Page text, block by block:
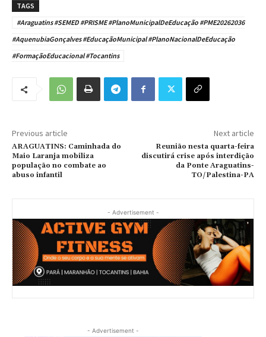
TAGS
#Araguatins #SEMED #PRISME #PlanoMunicipalDeEducação #PME20262036
#AquenubiaGonçalves #EducaçãoMunicipal #PlanoNacionalDeEducação
#FormaçãoEducacional #Tocantins
Previous article
ARAGUATINS: Caminhada do
Maio Laranja mobiliza
população no combate ao
abuso infantil
Next article
Reunião nesta quarta-feira
discutirá crise após interdição
da Ponte Araguatins-
TO/Palestina-PA
- Advertisement -
- Advertisement -